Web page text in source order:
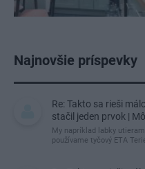
Najnovšie príspevky
Re: Takto sa rieši
stačil jeden prvok |
My napríklad labky
používame tyčový ETA